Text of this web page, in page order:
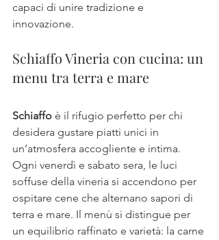
capaci di unire tradizione e
innovazione.
Schiaffo Vineria con cucina: un
menu tra terra e mare
Schiaffo è il rifugio perfetto per chi
desidera gustare piatti unici in
un’atmosfera accogliente e intima.
Ogni venerdì e sabato sera, le luci
soffuse della vineria si accendono per
ospitare cene che alternano sapori di
terra e mare. Il menù si distingue per
un equilibrio raffinato e varietà: la carne